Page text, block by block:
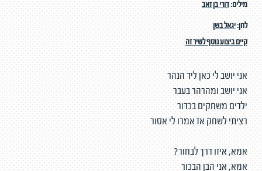
מילים:דורי בן זאב
לחן:יגאל בשן
קיים ביצוע נוסף לשיר זה
אני יושב לי כאן ליד הנהר
אני יושב ומהרהר בעבר
ילדים משחקים בכדור
רציתי לשחק אז אמרו לי אסור
אמא, איזו דרך לבחור?
אמא, אני הבן הבכור